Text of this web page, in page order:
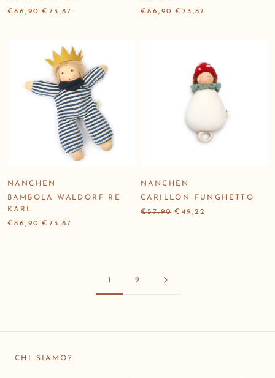
€86,90 €73,87
€86,90 €73,87
NANCHEN
BAMBOLA WALDORF RE
KARL
€86,90 €73,87
NANCHEN
CARILLON FUNGHETTO
€57,90 €49,22
1 2
CHI SIAMO?